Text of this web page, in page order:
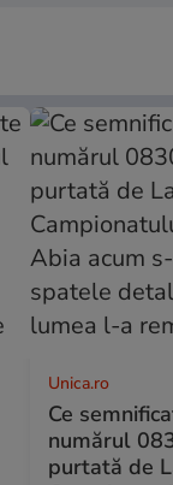
Unica.ro
Ce
numărul
purtată de